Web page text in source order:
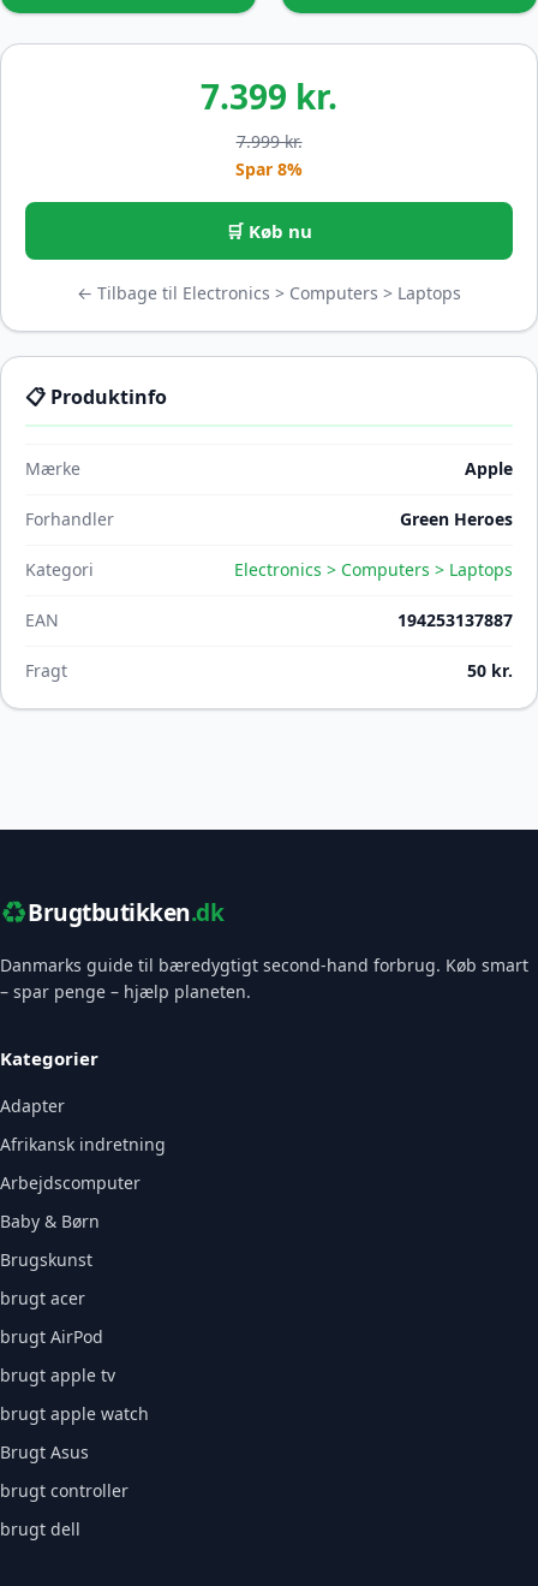
7.399 kr.
7.999 kr.
Spar 8%
🛒 Køb nu
← Tilbage til Electronics > Computers > Laptops
📋 Produktinfo
Mærke Apple
Forhandler Green Heroes
Kategori Electronics > Computers > Laptops
EAN 194253137887
Fragt 50 kr.
♻️Brugtbutikken.dk
Danmarks guide til bæredygtigt second-hand forbrug. Køb smart
– spar penge – hjælp planeten.
Kategorier
Adapter
Afrikansk indretning
Arbejdscomputer
Baby & Børn
Brugskunst
brugt acer
brugt AirPod
brugt apple tv
brugt apple watch
Brugt Asus
brugt controller
brugt dell